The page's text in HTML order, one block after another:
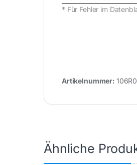
* Für Fehler im
Artikelnummer:
Ähnliche